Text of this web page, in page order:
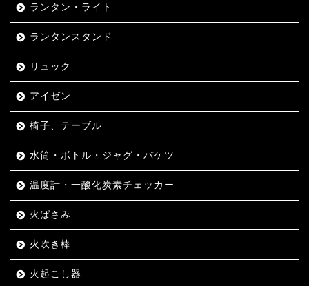
ランタン・ライト
ランタンスタンド
リュック
アイゼン
椅子、テーブル
水筒・ボトル・ジャグ・バケツ
温度計・一酸化炭素チェッカー
火ばさみ
火吹き棒
火起こし器